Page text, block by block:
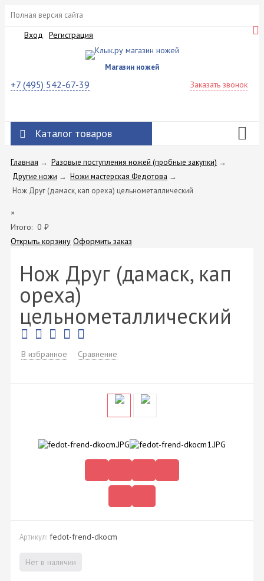
Полная версия сайта
Вход Регистрация
Магазин ножей
+7 (495) 542-67-39 Заказать звонок
Каталог товаров
Главная → Разовые поступления ножей (пробные закупки) →
Другие ножи → Ножи мастерская Федотова →
Нож Друг (дамаск, кап ореха) цельнометаллический
×
Итого: 0 ₽
Открыть корзину Оформить заказ
Нож Друг (дамаск, кап
ореха)
цельнометаллический
В избранное Сравнение
Артикул: fedot-frend-dkocm
Нет в наличии